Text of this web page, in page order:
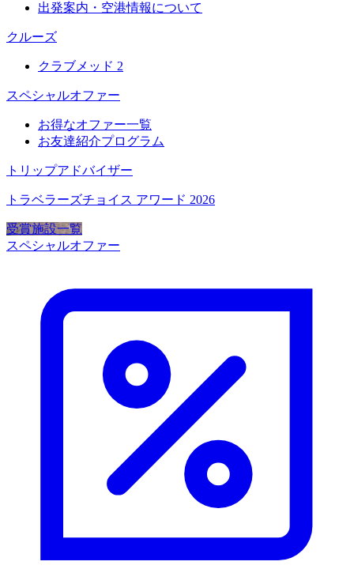
出発案内・空港情報について
クルーズ
クラブメッド 2
スペシャルオファー
お得なオファー一覧
お友達紹介プログラム
トリップアドバイザー
トラベラーズチョイス アワード 2026
受賞施設一覧
スペシャルオファー